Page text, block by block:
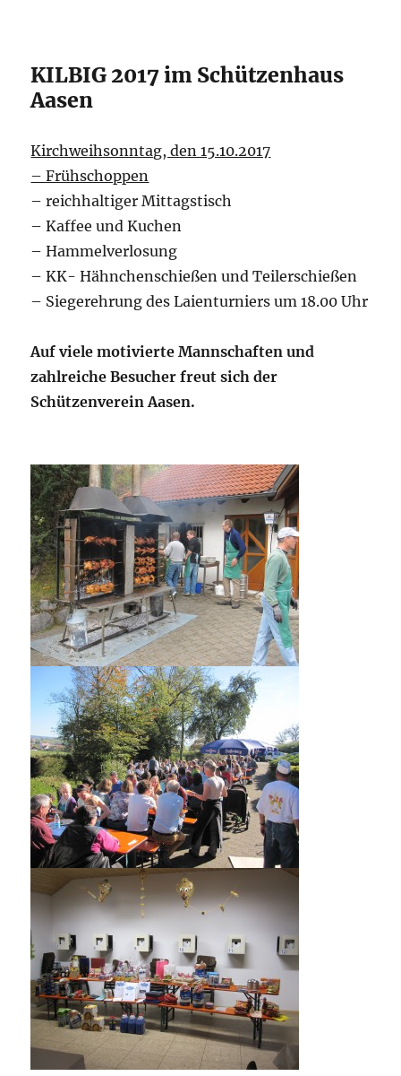
KILBIG 2017 im Schützenhaus
Aasen
Kirchweihsonntag, den 15.10.2017
– Frühschoppen
– reichhaltiger Mittagstisch
– Kaffee und Kuchen
– Hammelverlosung
– KK- Hähnchenschießen und Teilerschießen
– Siegerehrung des Laienturniers um 18.00 Uhr
Auf viele motivierte Mannschaften und
zahlreiche Besucher freut sich der
Schützenverein Aasen.